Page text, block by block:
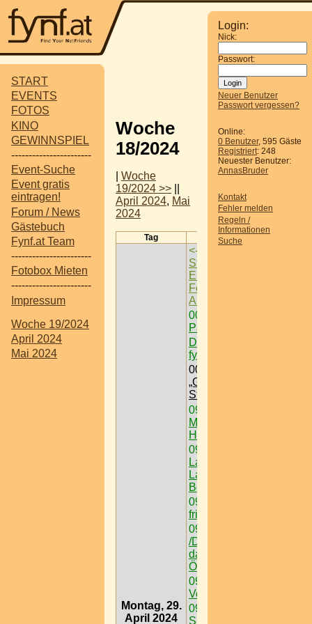
START
EVENTS
FOTOS
KINO
GEWINNSPIEL
-----------------------
Event-Suche
Event gratis
eintragen!
Forum / News
Gästebuch
Fynf.at Team
-----------------------
Fotobox Mieten
-----------------------
Impressum
Woche 19/2024
April 2024
Mai 2024
Login:
Nick:
Passwort:
Neuer Benutzer
Passwort vergessen?
Online:
0 Benutzer, 595 Gäste
Registriert: 248
Neuester Benutzer:
AnnasBruder
Kontakt
Fehler melden
Regeln /
Informationen
Suche
Woche
18/2024
Woche
19/2024 >>
April 2024, Mai
2024
Tag Termine
Montag, 29.
April 2024
<-
Stopp auf der
Europatournee der
Formula 1®-
Ausstellung
00:00
Paintball < Nö >
Dein Gewinnspiel auf
fynf.at eintragen
00:00
„Grüner See“ @
Steiermark
09:00
Museum /
Hermesvilla
09:00
Lainzer Tiergarten @
Lainzer Tor > W < 13
Bez
09:00
frischer Wind am See
09:00
/Das Schneedorf -
das 1. Igludorf
Österreichs
09:00
Volee
09:00
Spanischen